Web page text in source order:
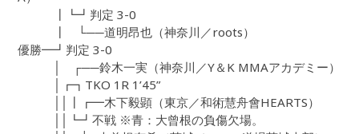
┃┗┛判定 3-0
┃ └──道明昂也（神奈川／roots）
優勝━┛判定 3-0
│ ┌──鈴木一実（神奈川／Y＆K MMAアカデミー）
│┏┓TKO 1R 1’45”
││┃┏━木下毅顕（東京／和術慧舟會HEARTS）
││┗┛不戦 ※青：大曾根の負傷欠場。